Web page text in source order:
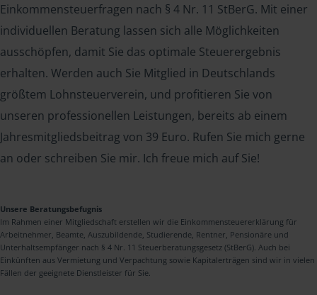
Einkommensteuerfragen nach § 4 Nr. 11 StBerG. Mit einer
individuellen Beratung lassen sich alle Möglichkeiten
ausschöpfen, damit Sie das optimale Steuerergebnis
erhalten. Werden auch Sie Mitglied in Deutschlands
größtem Lohnsteuerverein, und profitieren Sie von
unseren professionellen Leistungen, bereits ab einem
Jahresmitgliedsbeitrag von 39 Euro. Rufen Sie mich gerne
an oder schreiben Sie mir. Ich freue mich auf Sie!
Unsere Beratungsbefugnis
Im Rahmen einer Mitgliedschaft erstellen wir die Einkommensteuererklärung für
Arbeitnehmer, Beamte, Auszubildende, Studierende, Rentner, Pensionäre und
Unterhaltsempfänger nach § 4 Nr. 11 Steuerberatungsgesetz (StBerG). Auch bei
Einkünften aus Vermietung und Verpachtung sowie Kapitalerträgen sind wir in vielen
Fällen der geeignete Dienstleister für Sie.